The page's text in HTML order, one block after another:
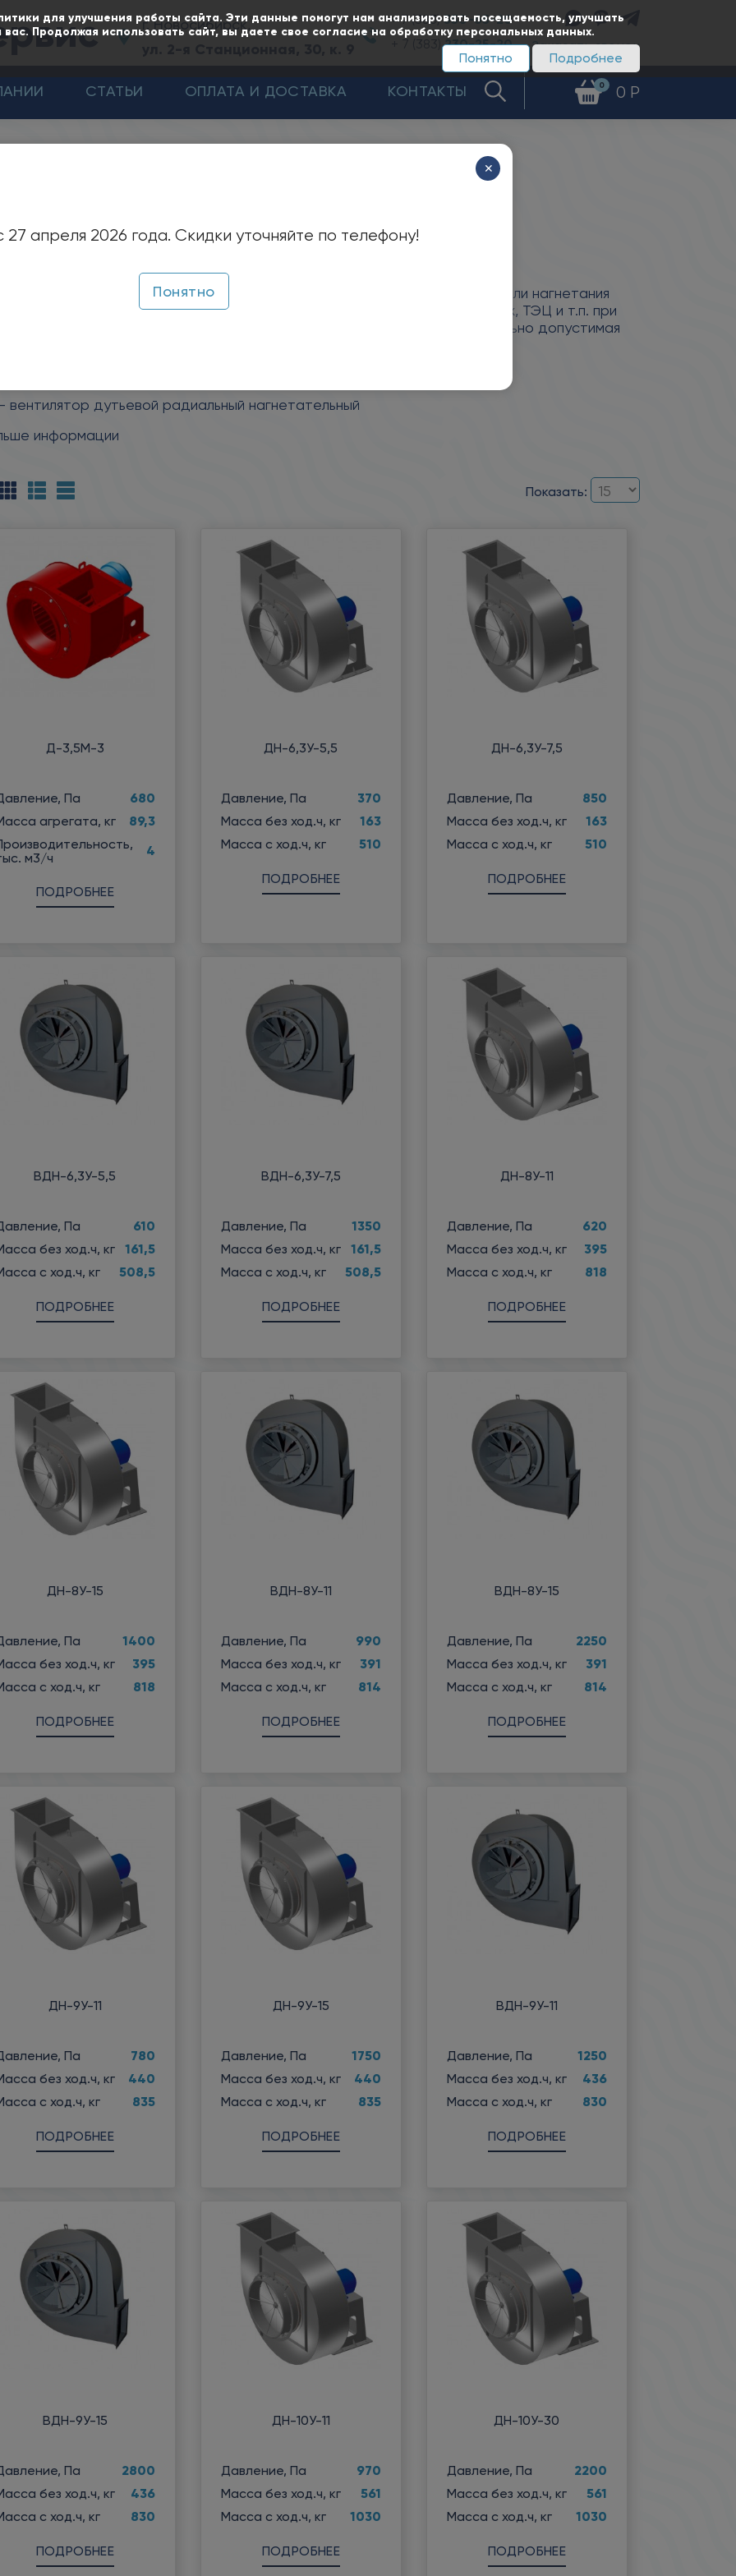
для улучшения работы сайта. Эти данные помогут нам анализировать посещаемость, улучшать
Продолжая использовать сайт, вы даете свое согласие на обработку персональных данных.
Подробнее
Понятно
г. Новосибирск, + 7 (383)350-65-20
230-25-20 Заказать звонок
0 0 Р
СТАТЬИ ОПЛАТА И ДОСТАВКА КОНТАКТЫ
машины ДН, ВДН используется для отсасывания дымовых газов или нагнетания
в топки котельных агрегатов и создания необходимой тяги в котельных, ТЭЦ и т.п. при
окружающего воздуха не ниже -30°С и не выше +40°С. Максимально допустимая
вентилятор дутьевой радиальный нагнетательный
информации
Показать:
Д-3,5М-3
Па
680
агрегата, кг
89,3
м3/ч
4
ПОДРОБНЕЕ
ДН-6,3У-5,5
Давление, Па
370
Масса без ход.ч, кг
163
Масса с ход.ч, кг
510
ПОДРОБНЕЕ
ДН-6,3У-7,5
Давление, Па
850
Масса без ход.ч, кг
163
Масса с ход.ч, кг
510
ПОДРОБНЕЕ
ВДН-6,3У-5,5
Па
610
без ход.ч, кг
161,5
с ход.ч, кг
508,5
ПОДРОБНЕЕ
ВДН-6,3У-7,5
Давление, Па
1350
Масса без ход.ч, кг
161,5
Масса с ход.ч, кг
508,5
ПОДРОБНЕЕ
ДН-8У-11
Давление, Па
620
Масса без ход.ч, кг
395
Масса с ход.ч, кг
818
ПОДРОБНЕЕ
ДН-8У-15
Па
1400
без ход.ч, кг
395
с ход.ч, кг
818
ПОДРОБНЕЕ
ВДН-8У-11
Давление, Па
990
Масса без ход.ч, кг
391
Масса с ход.ч, кг
814
ПОДРОБНЕЕ
ВДН-8У-15
Давление, Па
2250
Масса без ход.ч, кг
391
Масса с ход.ч, кг
814
ПОДРОБНЕЕ
ДН-9У-11
Па
780
без ход.ч, кг
440
с ход.ч, кг
835
ПОДРОБНЕЕ
ДН-9У-15
Давление, Па
1750
Масса без ход.ч, кг
440
Масса с ход.ч, кг
835
ПОДРОБНЕЕ
ВДН-9У-11
Давление, Па
1250
Масса без ход.ч, кг
436
Масса с ход.ч, кг
830
ПОДРОБНЕЕ
ВДН-9У-15
Па
2800
без ход.ч, кг
436
с ход.ч, кг
830
ПОДРОБНЕЕ
ДН-10У-11
Давление, Па
970
Масса без ход.ч, кг
561
Масса с ход.ч, кг
1030
ПОДРОБНЕЕ
ДН-10У-30
Давление, Па
2200
Масса без ход.ч, кг
561
Масса с ход.ч, кг
1030
ПОДРОБНЕЕ
✕
27 апреля 2026 года. Скидки уточняйте по телефону!
Понятно